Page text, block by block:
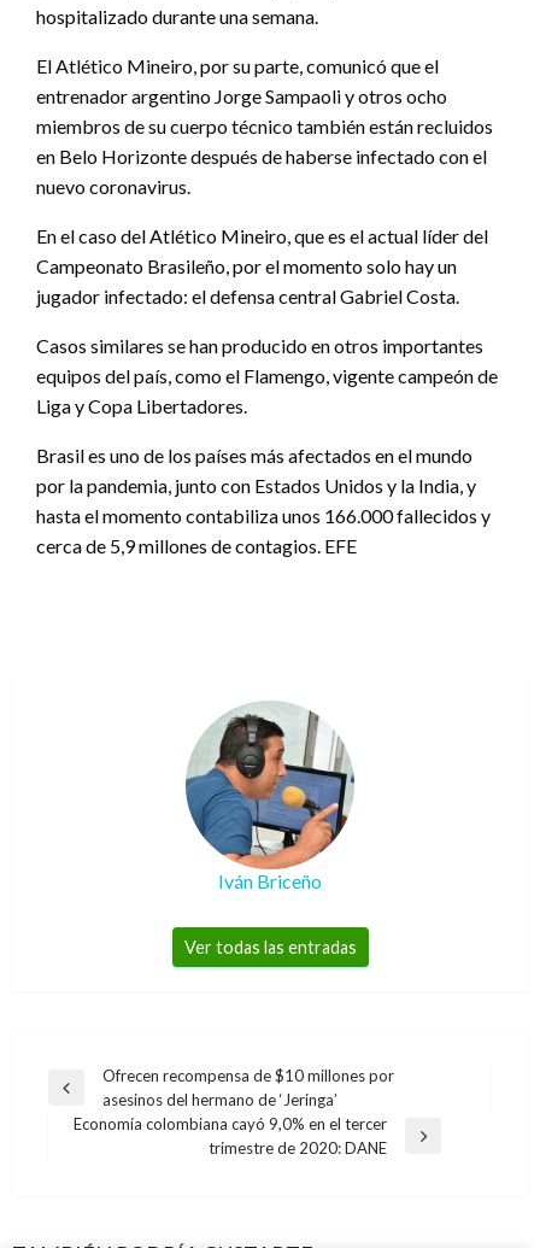
hospitalizado durante una semana.
El Atlético Mineiro, por su parte, comunicó que el
entrenador argentino Jorge Sampaoli y otros ocho
miembros de su cuerpo técnico también están recluidos
en Belo Horizonte después de haberse infectado con el
nuevo coronavirus.
En el caso del Atlético Mineiro, que es el actual líder del
Campeonato Brasileño, por el momento solo hay un
jugador infectado: el defensa central Gabriel Costa.
Casos similares se han producido en otros importantes
equipos del país, como el Flamengo, vigente campeón de
Liga y Copa Libertadores.
Brasil es uno de los países más afectados en el mundo
por la pandemia, junto con Estados Unidos y la India, y
hasta el momento contabiliza unos 166.000 fallecidos y
cerca de 5,9 millones de contagios. EFE
Iván Briceño
Ver todas las entradas
Navegación
de
Entrada
anterior
Ofrecen recompensa de $10 millones por
asesinos del hermano de ‘Jeringa’
Economía colombiana cayó 9,0% en el tercer
trimestre de 2020: DANE
perdió 0-3 ante el Tolima